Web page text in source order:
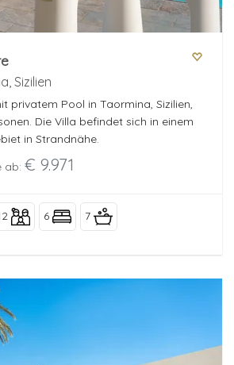
Sizilien
privatem Pool in Taormina, Sizilien,
Die Villa befindet sich in einem
in Strandnähe.
ab: € 9.971
6 7